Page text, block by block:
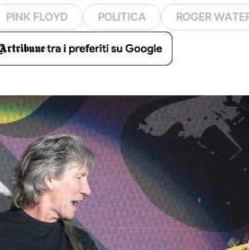
PINK FLOYD POLITICA ROGER